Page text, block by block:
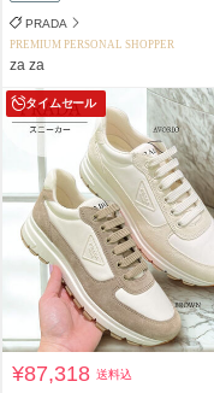
PRADA
PREMIUM PERSONAL SHOPPER
za za
タイムセール
¥87,318送料込